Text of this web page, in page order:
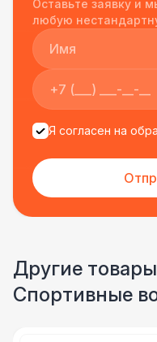
подрядчиком еще
Оставьте заявку и
любую
Я согласен на
Другие
Спортивные